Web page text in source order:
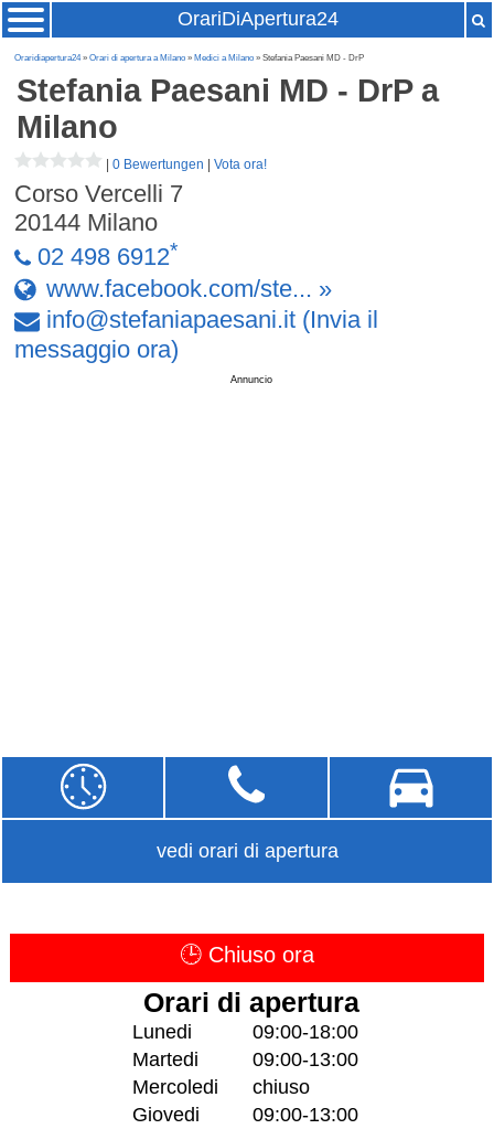
OrariDiApertura24
Oraridiapertura24»Orari di apertura a Milano » Medici a Milano » Stefania Paesani MD - DrP
Stefania Paesani MD - DrPa
Milano
|0 Bewertungen |Vota ora!
Corso Vercelli 7
20144 Milano
02 498 6912*
www.facebook.com/ste... »
info@stefaniapaesani.it (Invia il
messaggio ora)
Annuncio
vedi orari di apertura
🕒 Chiuso ora
Orari di apertura
Lunedi
09:00-18:00
Martedi
09:00-13:00
Mercoledi
chiuso
Giovedi
09:00-13:00